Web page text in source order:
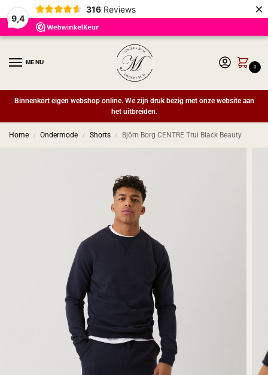
9,4
316 Reviews ×
MENU
0
Binnenkort eigen webshop online. We zijn druk bezig met onze website aan
het uitbreiden.
Home / Ondermode / Shorts / Björn Borg CENTRE Trui Black Beauty